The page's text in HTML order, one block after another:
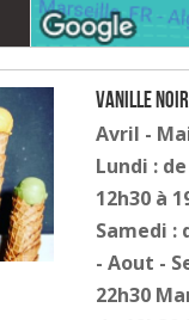
Vanille
Avril -
Lundi :
12h30 à
Samedi :
- Aout -
22h30